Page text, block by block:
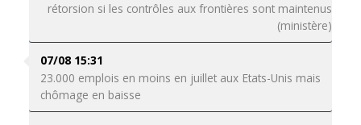
rétorsion si les contrôles aux frontières sont maintenus
(ministère)
07/08 15:31
23.000 emplois en moins en juillet aux Etats-Unis mais
chômage en baisse